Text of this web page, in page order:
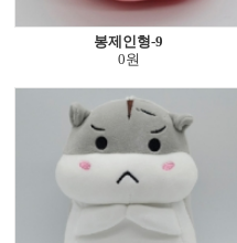
봉제인형-9
0원